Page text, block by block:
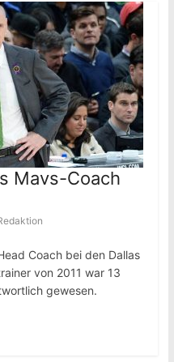
Mavs-Coach
Coach bei den Dallas
von 2011 war 13
gewesen.